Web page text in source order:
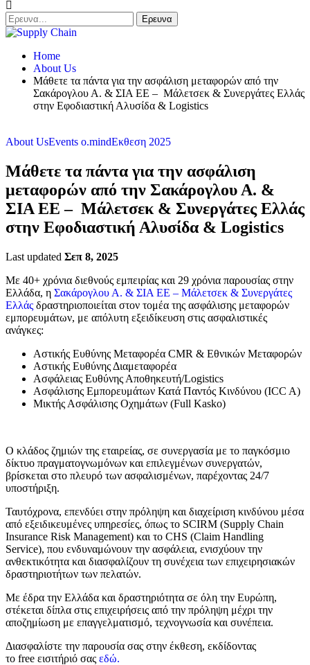
Home
About Us
Μάθετε τα πάντα για την ασφάλιση μεταφορών από την
Σακάρογλου Α. & ΣΙΑ ΕΕ – Μάλετσεκ & Συνεργάτες Ελλάς
στην Εφοδιαστική Αλυσίδα & Logistics
About UsEvents o.mindΕκθεση 2025
Μάθετε τα πάντα για την ασφάλιση
μεταφορών από την Σακάρογλου Α. &
ΣΙΑ ΕΕ – Μάλετσεκ & Συνεργάτες Ελλάς
στην Εφοδιαστική Αλυσίδα & Logistics
Last updated Σεπ 8, 2025
Με 40+ χρόνια διεθνούς εμπειρίας και 29 χρόνια παρουσίας στην
Ελλάδα, η Σακάρογλου Α. & ΣΙΑ ΕΕ – Μάλετσεκ & Συνεργάτες
Ελλάς δραστηριοποιείται στον τομέα της ασφάλισης μεταφορών
εμπορευμάτων, με απόλυτη εξειδίκευση στις ασφαλιστικές
ανάγκες:
Αστικής Ευθύνης Μεταφορέα CMR & Εθνικών Μεταφορών
Αστικής Ευθύνης Διαμεταφορέα
Ασφάλειας Ευθύνης Αποθηκευτή/Logistics
Ασφάλισης Εμπορευμάτων Κατά Παντός Κινδύνου (ICC A)
Μικτής Ασφάλισης Οχημάτων (Full Kasko)
Ο κλάδος ζημιών της εταιρείας, σε συνεργασία με το παγκόσμιο
δίκτυο πραγματογνωμόνων και επιλεγμένων συνεργατών,
βρίσκεται στο πλευρό των ασφαλισμένων, παρέχοντας 24/7
υποστήριξη.
Ταυτόχρονα, επενδύει στην πρόληψη και διαχείριση κινδύνου μέσα
από εξειδικευμένες υπηρεσίες, όπως το SCIRM (Supply Chain
Insurance Risk Management) και το CHS (Claim Handling
Service), που ενδυναμώνουν την ασφάλεια, ενισχύουν την
ανθεκτικότητα και διασφαλίζουν τη συνέχεια των επιχειρησιακών
δραστηριοτήτων των πελατών.
Με έδρα την Ελλάδα και δραστηριότητα σε όλη την Ευρώπη,
στέκεται δίπλα στις επιχειρήσεις από την πρόληψη μέχρι την
αποζημίωση με επαγγελματισμό, τεχνογνωσία και συνέπεια.
Διασφαλίστε την παρουσία σας στην έκθεση, εκδίδοντας
το free εισιτήριό σας εδώ.